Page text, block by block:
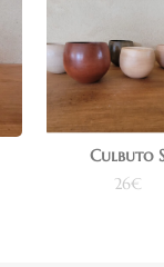
Culbuto
26€